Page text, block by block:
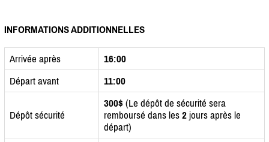
INFORMATIONS ADDITIONNELLES
Arrivée après
16:00
Départ avant
11:00
Dépôt sécurité
300$ (Le dépôt de sécurité sera
remboursé dans les 2 jours après le
départ)